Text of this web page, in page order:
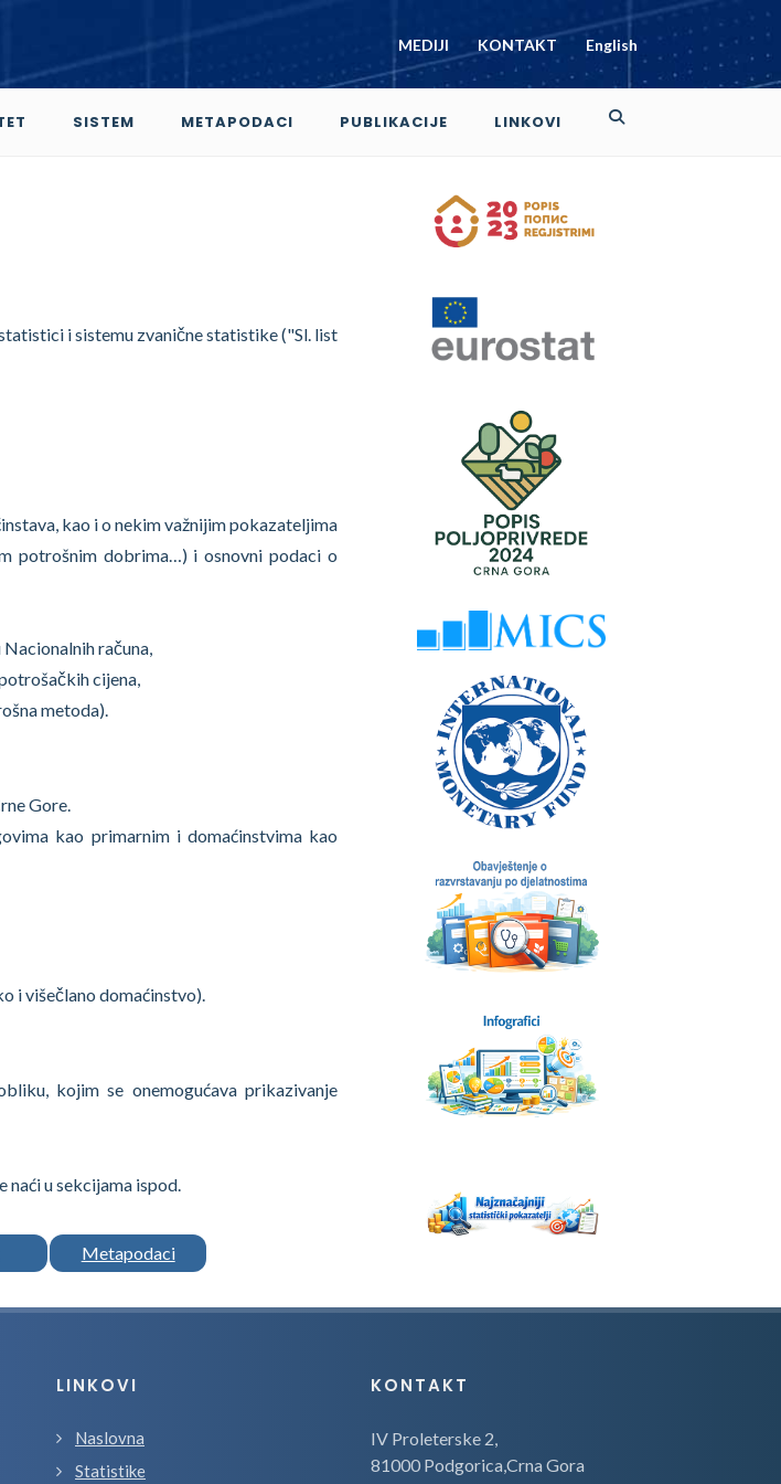
MEDIJI KONTAKT English
SISTEM METAPODACI PUBLIKACIJE LINKOVI
i sistemu zvanične statistike ("Sl. list
kao i o nekim važnijim pokazateljima
potrošnim dobrima…) i osnovni podaci o
računa,
cijena,
metoda).
Gore.
kao primarnim i domaćinstvima kao
i višečlano domaćinstvo).
kojim se onemogućava prikazivanje
u sekcijama ispod.
Metapodaci
LINKOVI
Naslovna
Statistike
KONTAKT
IV Proleterske 2,
81000 Podgorica,Crna Gora